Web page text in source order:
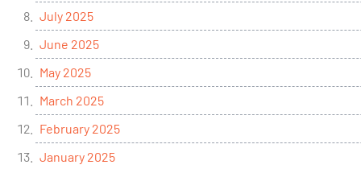
July 2025
June 2025
May 2025
March 2025
February 2025
January 2025